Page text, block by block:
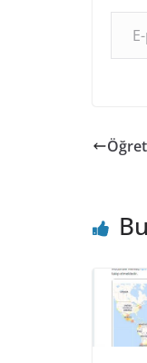
E-postanızı yazın…